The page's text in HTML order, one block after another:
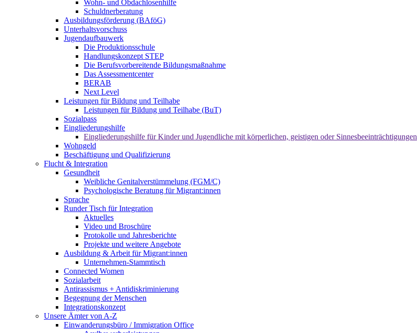
Wohn- und Obdachlosenhilfe
Schuldnerberatung
Ausbildungsförderung (BAföG)
Unterhaltsvorschuss
Jugendaufbauwerk
Die Produktionsschule
Handlungskonzept STEP
Die Berufsvorbereitende Bildungsmaßnahme
Das Assessmentcenter
BERAB
Next Level
Leistungen für Bildung und Teilhabe
Leistungen für Bildung und Teilhabe (BuT)
Sozialpass
Eingliederungshilfe
Eingliederungshilfe für Kinder und Jugendliche mit körperlichen, geistigen oder Sinnesbeeinträchtigungen
Wohngeld
Beschäftigung und Qualifizierung
Flucht & Integration
Gesundheit
Weibliche Genitalverstümmelung (FGM/C)
Psychologische Beratung für Migrant:innen
Sprache
Runder Tisch für Integration
Aktuelles
Video und Broschüre
Protokolle und Jahresberichte
Projekte und weitere Angebote
Ausbildung & Arbeit für Migrant:innen
Unternehmen-Stammtisch
Connected Women
Sozialarbeit
Antirassismus + Antidiskriminierung
Begegnung der Menschen
Integrationskonzept
Unsere Ämter von A-Z
Einwanderungsbüro / Immigration Office